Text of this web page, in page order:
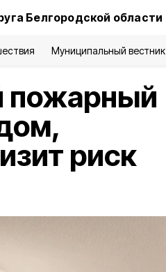
Белгородской области
Муниципальный вестник
пожарный
риск